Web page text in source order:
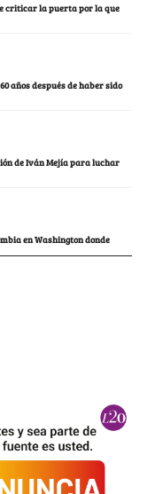
criticar la puerta por la que
años después de haber sido
de Iván Mejía para luchar
en Washington donde